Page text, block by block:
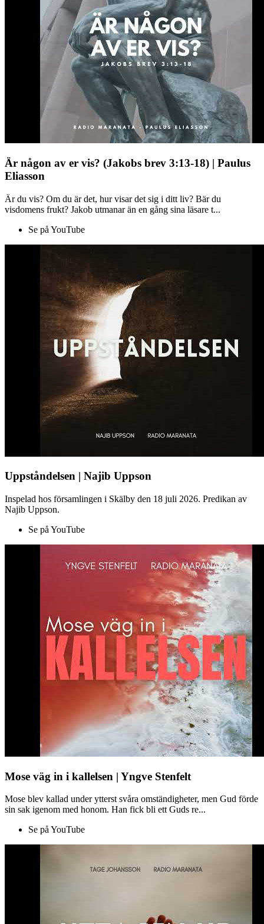
Är någon av er vis? (Jakobs brev 3:13-18) | Paulus
Eliasson
Är du vis? Om du är det, hur visar det sig i ditt liv? Bär du
visdomens frukt? Jakob utmanar än en gång sina läsare t...
Se på YouTube
Uppståndelsen | Najib Uppson
Inspelad hos församlingen i Skälby den 18 juli 2026. Predikan av
Najib Uppson.
Se på YouTube
Mose väg in i kallelsen | Yngve Stenfelt
Mose blev kallad under ytterst svåra omständigheter, men Gud förde
sin sak igenom med honom. Han fick bli ett Guds re...
Se på YouTube